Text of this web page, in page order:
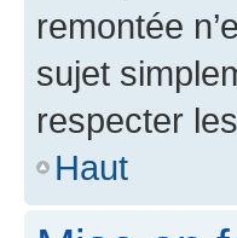
remontée
sujet
respecter
Haut